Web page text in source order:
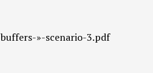
»-scenario-3.pdf